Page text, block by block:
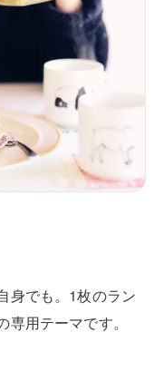
身でも。1枚のラン
用テーマです。